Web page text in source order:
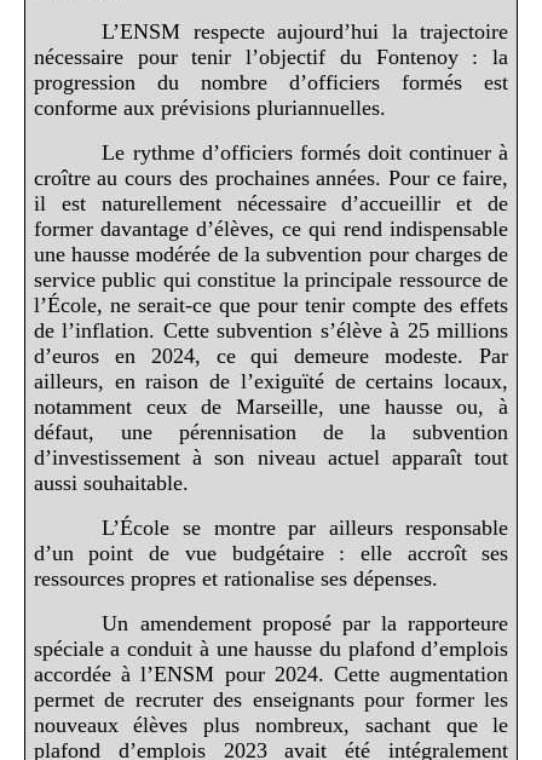
L’ENSM respecte aujourd’hui la trajectoire
nécessaire pour tenir l’objectif du Fontenoy : la
progression du nombre d’officiers formés est
conforme aux prévisions pluriannuelles.
Le rythme d’officiers formés doit continuer à
croître au cours des prochaines années. Pour ce faire,
il est naturellement nécessaire d’accueillir et de
former davantage d’élèves, ce qui rend indispensable
une hausse modérée de la subvention pour charges de
service public qui constitue la principale ressource de
l’École, ne serait-ce que pour tenir compte des effets
de l’inflation. Cette subvention s’élève à 25 millions
d’euros en 2024, ce qui demeure modeste. Par
ailleurs, en raison de l’exiguïté de certains locaux,
notamment ceux de Marseille, une hausse ou, à
défaut, une pérennisation de la subvention
d’investissement à son niveau actuel apparaît tout
aussi souhaitable.
L’École se montre par ailleurs responsable
d’un point de vue budgétaire : elle accroît ses
ressources propres et rationalise ses dépenses.
Un amendement proposé par la rapporteure
spéciale a conduit à une hausse du plafond d’emplois
accordée à l’ENSM pour 2024. Cette augmentation
permet de recruter des enseignants pour former les
nouveaux élèves plus nombreux, sachant que le
plafond d’emplois 2023 avait été intégralement